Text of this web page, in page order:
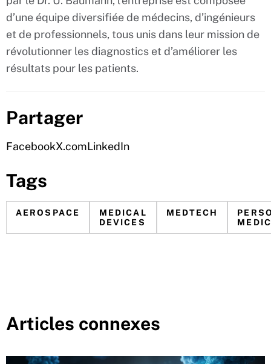
d’une équipe diversifiée de médecins, d’ingénieurs
et de professionnels, tous unis dans leur mission de
révolutionner les diagnostics et d’améliorer les
résultats pour les patients.
Partager
FacebookX.comLinkedIn
Tags
AEROSPACE
MEDICAL
DEVICES
MEDTECH
Articles connexes